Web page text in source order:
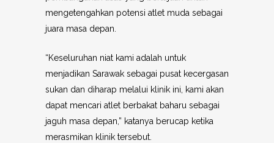
mengetengahkan potensi atlet muda sebagai
juara masa depan.
“Keseluruhan niat kami adalah untuk
menjadikan Sarawak sebagai pusat kecergasan
sukan dan diharap melalui klinik ini, kami akan
dapat mencari atlet berbakat baharu sebagai
jaguh masa depan,” katanya berucap ketika
merasmikan klinik tersebut.